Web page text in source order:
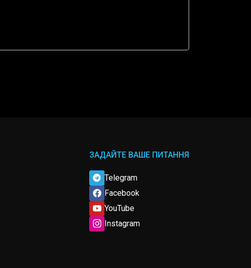
ЗАДАЙТЕ ВАШЕ ПИТАННЯ
Telegram
Facebook
YouTube
Instagram